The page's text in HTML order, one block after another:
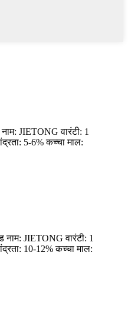
JIETONG वारंटी: 1
5-6% कच्चा माल:
नाम: JIETONG वारंटी: 1
10-12% कच्चा माल: